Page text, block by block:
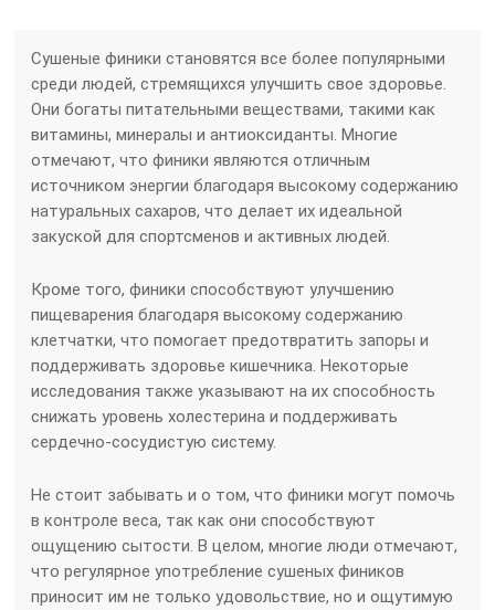
Сушеные финики становятся все более популярными
среди людей, стремящихся улучшить свое здоровье.
Они богаты питательными веществами, такими как
витамины, минералы и антиоксиданты. Многие
отмечают, что финики являются отличным
источником энергии благодаря высокому содержанию
натуральных сахаров, что делает их идеальной
закуской для спортсменов и активных людей.
Кроме того, финики способствуют улучшению
пищеварения благодаря высокому содержанию
клетчатки, что помогает предотвратить запоры и
поддерживать здоровье кишечника. Некоторые
исследования также указывают на их способность
снижать уровень холестерина и поддерживать
сердечно-сосудистую систему.
Не стоит забывать и о том, что финики могут помочь
в контроле веса, так как они способствуют
ощущению сытости. В целом, многие люди отмечают,
что регулярное употребление сушеных фиников
приносит им не только удовольствие, но и ощутимую